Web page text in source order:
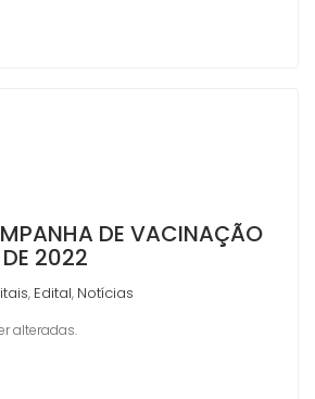
DE VACINAÇÃO
2022
, Edital, Notícias
alteradas.